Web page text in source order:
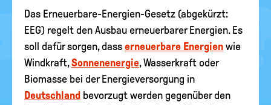
Das Erneuerbare-Energien-Gesetz (abgekürzt:
EEG) regelt den Ausbau erneuerbarer Energien. Es
soll dafür sorgen, dass erneuerbare Energien wie
Windkraft,Sonnenenergie, Wasserkraft oder
Biomasse bei der Energieversorgung in
Deutschland bevorzugt werden gegenüber den